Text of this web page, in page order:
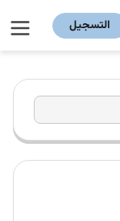
التسجيل